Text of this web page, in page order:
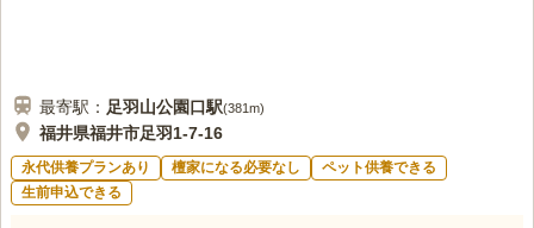
最寄駅： 足羽山公園口駅(381m)
福井県福井市足羽1-7-16
永代供養プランあり 檀家になる必要なし
ペット供養できる
生前申込できる